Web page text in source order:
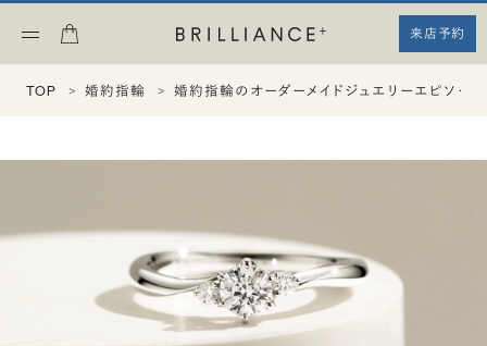
来店予約
TOP 婚約指輪 婚約指輪のオーダーメイドジュエリーエピソー